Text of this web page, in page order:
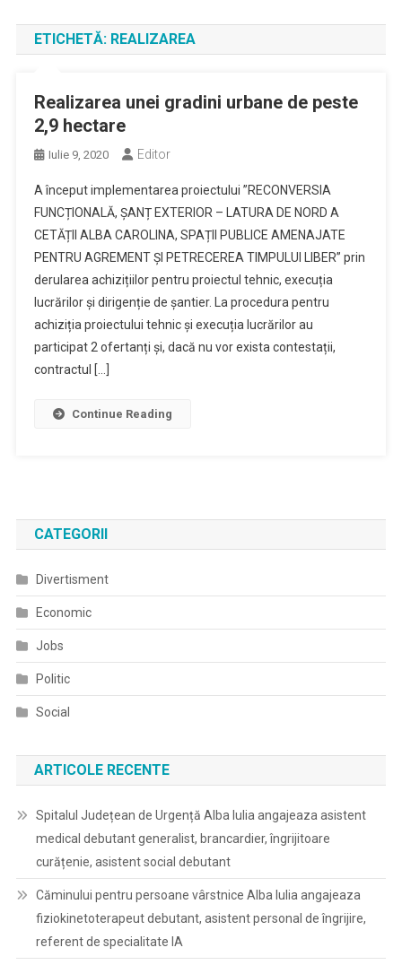
ETICHETĂ: REALIZAREA
Realizarea unei gradini urbane de peste
2,9 hectare
Iulie 9, 2020 Editor
A început implementarea proiectului ”RECONVERSIA
FUNCȚIONALĂ, ȘANȚ EXTERIOR – LATURA DE NORD A
CETĂȚII ALBA CAROLINA, SPAȚII PUBLICE AMENAJATE
PENTRU AGREMENT ȘI PETRECEREA TIMPULUI LIBER” prin
derularea achizițiilor pentru proiectul tehnic, execuția
lucrărilor și dirigenție de șantier. La procedura pentru
achiziția proiectului tehnic și execuția lucrărilor au
participat 2 ofertanți și, dacă nu vor exista contestații,
contractul […]
Continue Reading
CATEGORII
Divertisment
Economic
Jobs
Politic
Social
ARTICOLE RECENTE
Spitalul Județean de Urgență Alba Iulia angajeaza asistent
medical debutant generalist, brancardier, îngrijitoare
curățenie, asistent social debutant
Căminului pentru persoane vârstnice Alba Iulia angajeaza
fiziokinetoterapeut debutant, asistent personal de îngrijire,
referent de specialitate IA